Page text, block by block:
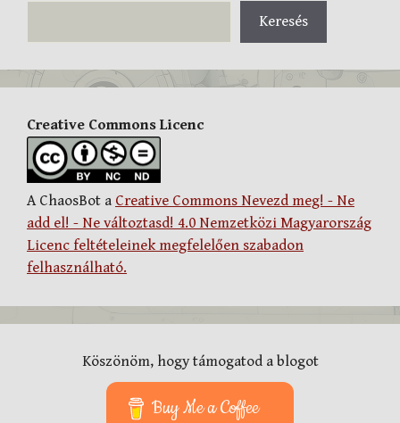
Keresés
Creative Commons Licenc
A ChaosBot a Creative Commons Nevezd meg! - Ne
add el! - Ne változtasd! 4.0 Nemzetközi Magyarország
Licenc feltételeinek megfelelően szabadon
felhasználható.
Köszönöm, hogy támogatod a blogot
Buy Me a Coffee